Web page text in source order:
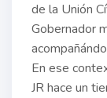
de la Unión
Gobernador
En ese
JR hace un